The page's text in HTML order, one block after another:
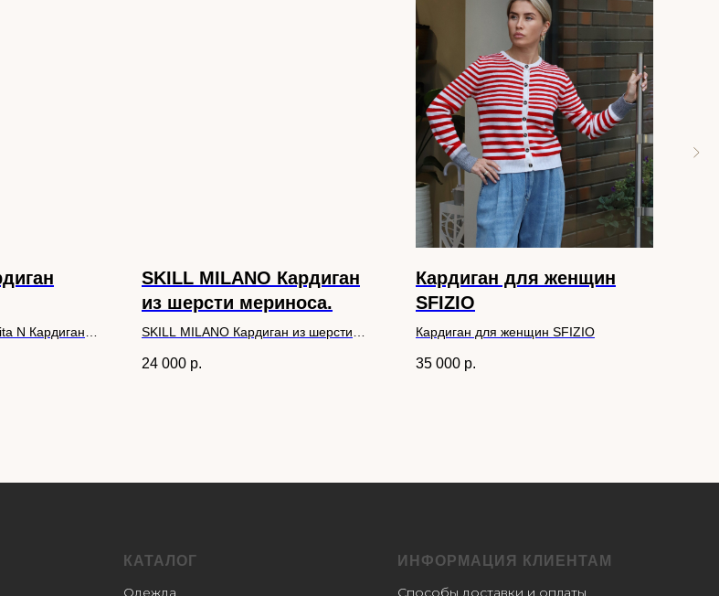
N Кардиган
SKILL MILANO Кардиган
из шерсти мериноса.
SKILL MILANO Кардиган из шерсти
24 000 р.
Кардиган для женщин
SFIZIO
Кардиган для женщин SFIZIO
35 000 р.
КАТАЛОГ
Одежда
ИНФОРМАЦИЯ КЛИЕНТАМ
Способы доставки и оплаты